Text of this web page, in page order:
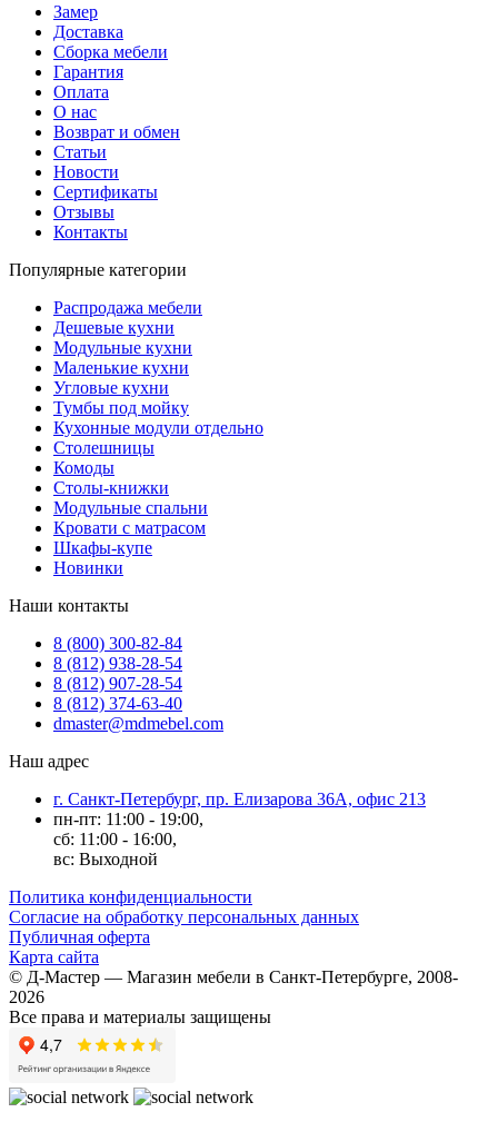
Замер
Доставка
Сборка мебели
Гарантия
Оплата
О нас
Возврат и обмен
Статьи
Новости
Сертификаты
Отзывы
Контакты
Популярные категории
Распродажа мебели
Дешевые кухни
Модульные кухни
Маленькие кухни
Угловые кухни
Тумбы под мойку
Кухонные модули отдельно
Столешницы
Комоды
Столы-книжки
Модульные спальни
Кровати с матрасом
Шкафы-купе
Новинки
Наши контакты
8 (800) 300-82-84
8 (812) 938-28-54
8 (812) 907-28-54
8 (812) 374-63-40
dmaster@mdmebel.com
Наш адрес
г. Санкт-Петербург, пр. Елизарова 36А, офис 213
пн-пт: 11:00 - 19:00,
сб: 11:00 - 16:00,
вс: Выходной
Политика конфиденциальности
Согласие на обработку персональных данных
Публичная оферта
Карта сайта
© Д-Мастер — Магазин мебели в Санкт-Петербурге, 2008-
2026
Все права и материалы защищены